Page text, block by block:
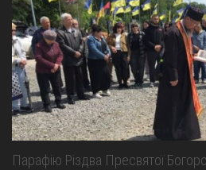
Парафію Різдва Пресвятої